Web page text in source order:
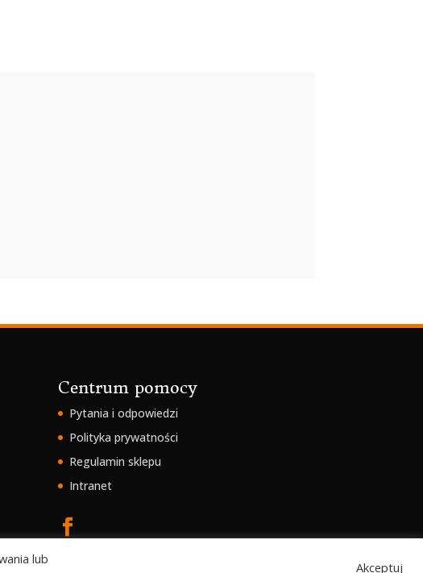
Centrum pomocy
Pytania i odpowiedzi
Polityka prywatności
Regulamin sklepu
Intranet
lub
Akceptuj